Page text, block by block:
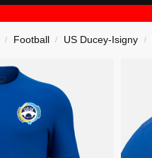
/ Football / US Ducey-Isigny /